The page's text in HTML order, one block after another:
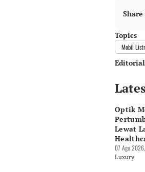
Topics
Mobil
Optik
Lewat
07 Agu
Luxury